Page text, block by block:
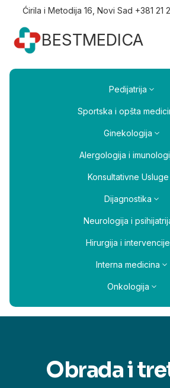
Ćirila i Metodija 16, Novi Sad +381 21
BESTMEDICA
Pedijatrija
Sportska i opšta
Ginekologija
Alergologija i
Konsultativne Usluge
Dijagnostika
Neurologija i
Hirurgija i intervencije
Interna medicina
Onkologija
Obrada i